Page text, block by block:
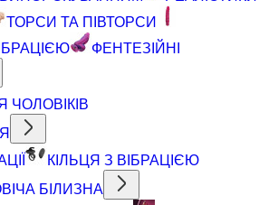
ТОРСИ ТА ПІВТОРСИ
ФЕНТЕЗІЙНІ
КІЛЬЦЯ З ВІБРАЦІЄЮ
БІЛИЗНА